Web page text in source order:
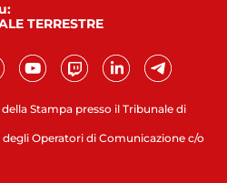
Stampa presso il Tribunale di
Operatori di Comunicazione c/o
TERRESTRE